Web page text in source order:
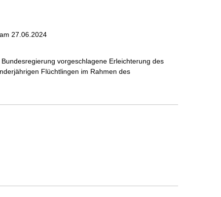
27.06.2024
vorgeschlagene Erleichterung des
Flüchtlingen im Rahmen des